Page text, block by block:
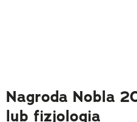
Nagroda Nobla
lub fizjologia